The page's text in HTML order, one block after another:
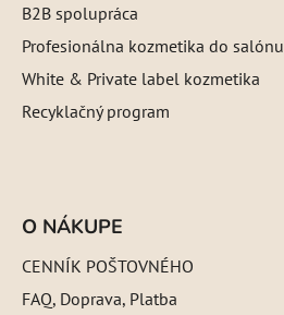
B2B spolupráca
Profesionálna kozmetika do salónu
White & Private label kozmetika
Recyklačný program
O NÁKUPE
CENNÍK POŠTOVNÉHO
FAQ, Doprava, Platba